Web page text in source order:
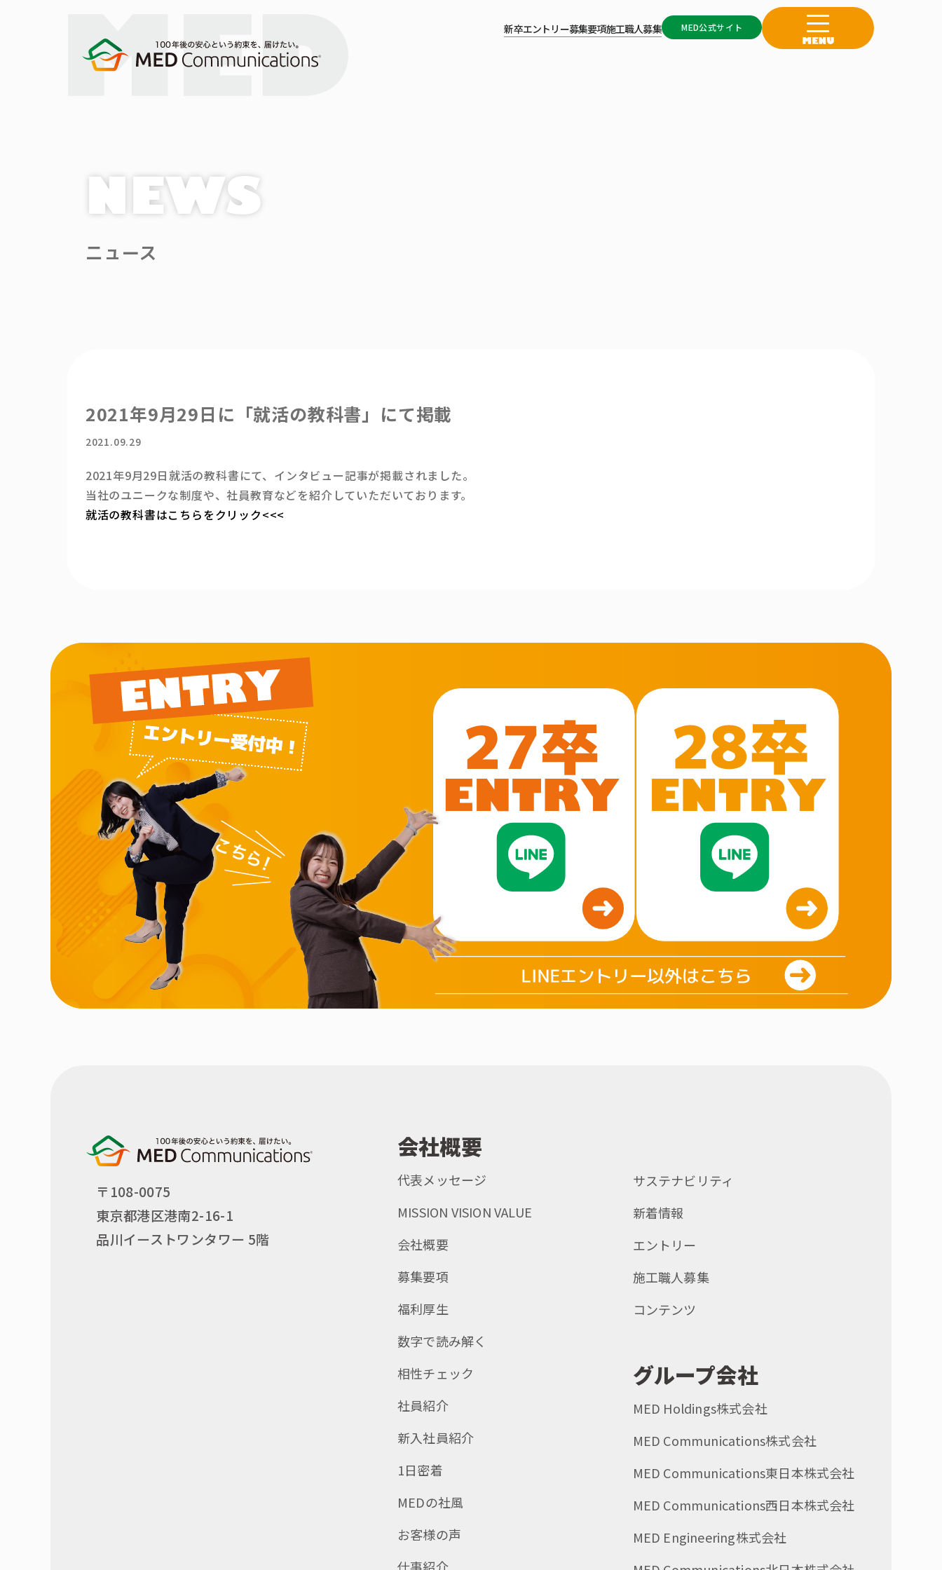
新卒エントリー募集要項施工職人募集 MED公式サイト
NEWS
ニュース
2021年9月29日に「就活の教科書」にて掲載
2021.09.29
2021年9月29日就活の教科書にて、インタビュー記事が掲載されました。
当社のユニークな制度や、社員教育などを紹介していただいております。
就活の教科書はこちらをクリック<<<
〒108-0075
東京都港区港南2-16-1
品川イーストワンタワー 5階
会社概要
代表メッセージ
MISSION VISION VALUE
会社概要
募集要項
福利厚生
数字で読み解く
相性チェック
社員紹介
新入社員紹介
1日密着
MEDの社風
お客様の声
仕事紹介
サステナビリティ
新着情報
エントリー
施工職人募集
コンテンツ
グループ会社
MED Holdings株式会社
MED Communications株式会社
MED Communications東日本株式会社
MED Communications西日本株式会社
MED Engineering株式会社